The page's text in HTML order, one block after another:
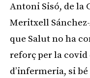
Antoni Sisó, de la
Meritxell
que Salut no ha
reforç per la
d’infermeria, si